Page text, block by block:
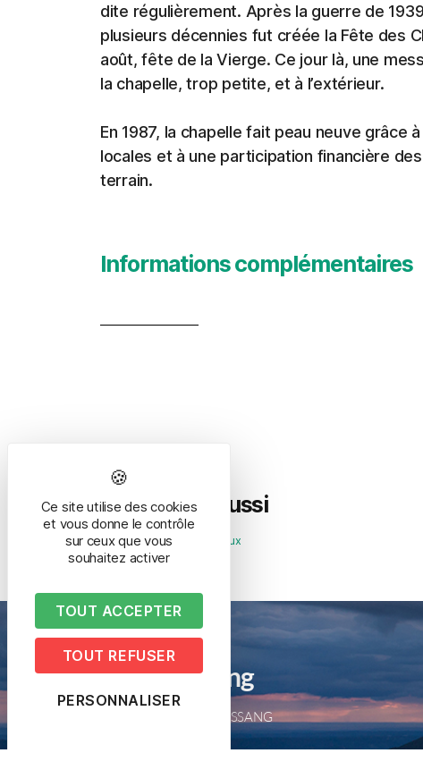
dite régulièrement. Après la guerre de
plusieurs décennies fut créée la Fête des
août, fête de la Vierge. Ce jour là, une
la chapelle, trop petite, et à l’extérieur.
En 1987, la chapelle fait peau neuve grâce
locales et à une participation financière
terrain.
Informations complémentaires
Découvrez aussi
La chapelle des Breucheux
Mairie de Bussang
2 place de la mairie – 88540 BUSSANG
Ce site utilise des cookies
et vous donne le contrôle
sur ceux que vous
souhaitez activer
TOUT ACCEPTER
TOUT REFUSER
PERSONNALISER